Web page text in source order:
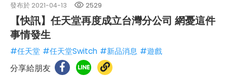
發布於 2021-04-13 2529
【快訊】任天堂再度成立台灣分公司 網憂這件
事情發生
#任天堂 #任天堂Switch #新品消息 #遊戲
分享給朋友